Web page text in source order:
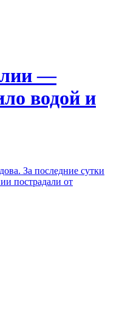
—
водой и
За последние сутки
пострадали от